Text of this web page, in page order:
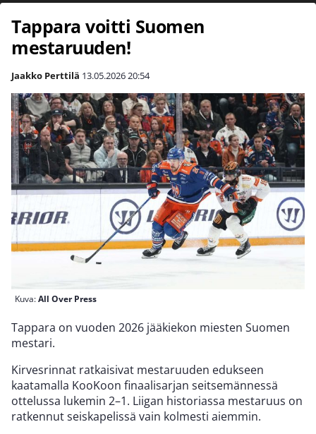
Tappara voitti Suomen
mestaruuden!
Jaakko Perttilä 13.05.202620:54
Kuva:All Over Press
Tappara on vuoden 2026 jääkiekon miesten Suomen
mestari.
Kirvesrinnat ratkaisivat mestaruuden edukseen
kaatamalla KooKoon finaalisarjan seitsemännessä
ottelussa lukemin 2–1. Liigan historiassa mestaruus on
ratkennut seiskapelissä vain kolmesti aiemmin.